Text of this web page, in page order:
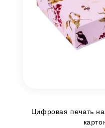
Цифровая печать